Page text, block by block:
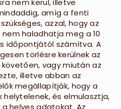
amíg a fenti
azzal, hogy az
haladhatja meg a 10
időpontjától számítva. A
törlésre kerülnek az
vagy miután az
illetve abban az
megállapítják, hogy a
és elmulasztja,
helyes adatokat. Az